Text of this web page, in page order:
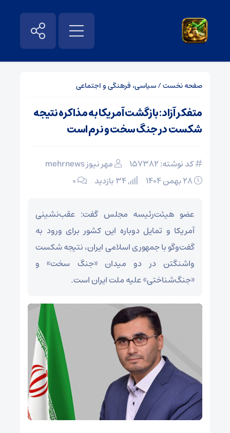
صفحه نخست/سیاسی، فرهنگی و اجتماعی
متفکر آزاد: بازگشت آمریکا به مذاکره نتیجه
شکست در جنگ سخت و نرم است
کد نوشته: 157382
مهر نیوز mehrnews
۰
عضو هیئت‌رئیسه مجلس گفت: عقب‌نشینی
آمریکا و تمایل دوباره این کشور برای ورود به
گفت‌وگو با جمهوری اسلامی ایران، نتیجه شکست
واشنگتن در دو میدان «جنگ سخت» و
«جنگ‌شناختی» علیه ملت ایران است.